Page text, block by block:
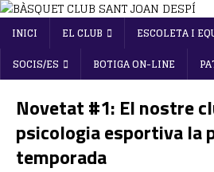
INICI EL CLUB ESCOLETA I
SOCIS/ES
BOTIGA ON-LINE
Novetat #1: El nostre
psicologia esportiva la
temporada